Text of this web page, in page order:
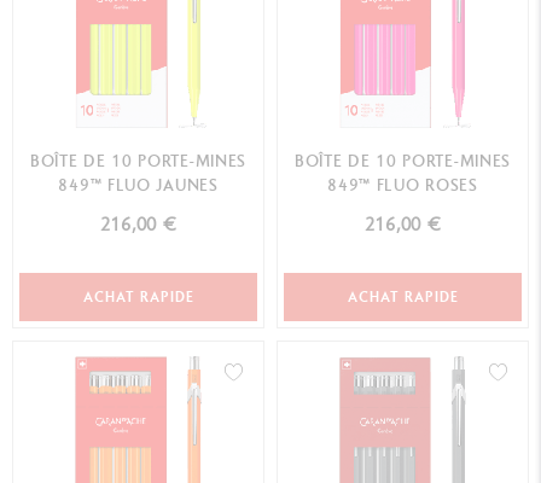
BOÎTE DE 10 PORTE-MINES
849™ FLUO JAUNES
216,00 €
ACHAT RAPIDE
BOÎTE DE 10 PORTE-MINES
849™ FLUO ROSES
216,00 €
ACHAT RAPIDE